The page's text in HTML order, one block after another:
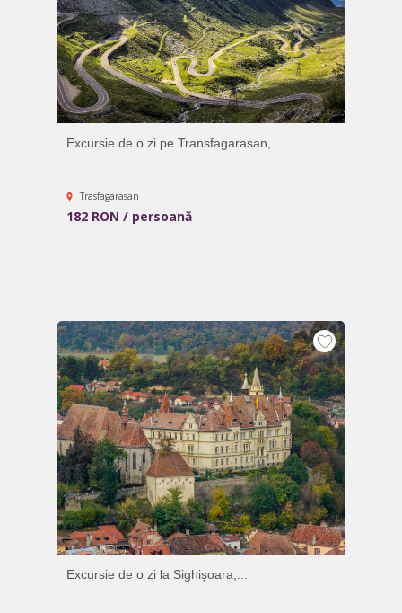
Excursie de o zi pe Transfagarasan,...
Trasfagarasan
182 RON / persoană
Excursie de o zi la Sighișoara,...